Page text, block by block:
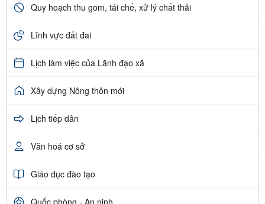
Quy hoạch thu gom, tái chế, xử lý chất thải
Lĩnh vực đất đai
Lịch làm việc của Lãnh đạo xã
Xây dựng Nông thôn mới
Lịch tiếp dân
Văn hoá cơ sở
Giáo dục đào tạo
Quốc phòng - An ninh